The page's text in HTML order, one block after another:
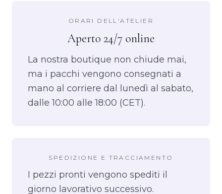
ORARI DELL'ATELIER
Aperto 24/7 online
La nostra boutique non chiude mai,
ma i pacchi vengono consegnati a
mano al corriere dal lunedì al sabato,
dalle 10:00 alle 18:00 (CET).
SPEDIZIONE E TRACCIAMENTO
I pezzi pronti vengono spediti il
giorno lavorativo successivo.